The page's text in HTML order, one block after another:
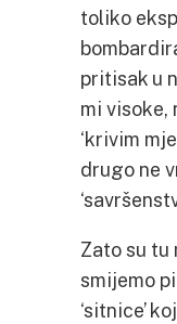
toliko
pritisak u
mi visoke,
‘krivim
drugo ne
Zato su tu
smijemo
‘sitnice’